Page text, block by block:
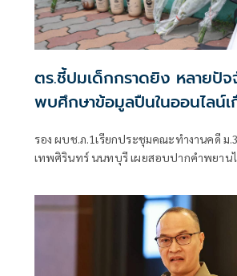
ตร.ชี้ปมเด็กกราดยิง หลายปัจ
พบศึกษาข้อมูลปืนในออนไลน์
รอง ผบช.ภ.1เรียกประชุมคณะทำงานคดี ม.3
เทพศิรินทร์ นนทบุรี เผยสอบปากคำพยาน
เพื่อน เสพสื่อโซเชียล พบเคยสั่งซื้อปืนบีบีกั
โรงเรียนแต่ถูกครูยึด เร่งตรวจสอบมือถือ-คอ